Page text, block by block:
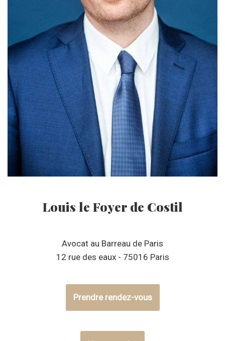
Louis le Foyer de Costil
Avocat au Barreau de Paris
12 rue des eaux - 75016 Paris
Prendre rendez-vous